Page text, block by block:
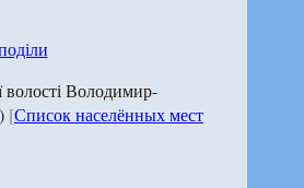
Володимир-
[Список населённых мест